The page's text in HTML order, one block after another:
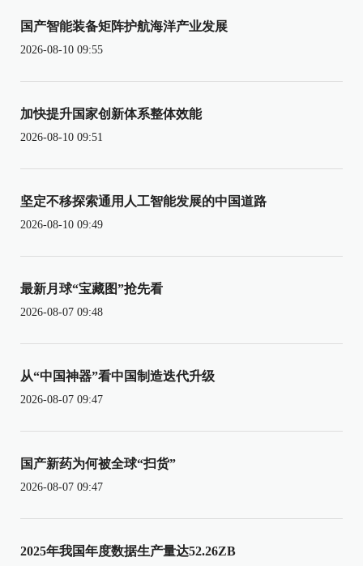
国产智能装备矩阵护航海洋产业发展
2026-08-10 09:55
加快提升国家创新体系整体效能
2026-08-10 09:51
坚定不移探索通用人工智能发展的中国道路
2026-08-10 09:49
最新月球“宝藏图”抢先看
2026-08-07 09:48
从“中国神器”看中国制造迭代升级
2026-08-07 09:47
国产新药为何被全球“扫货”
2026-08-07 09:47
2025年我国年度数据生产量达52.26ZB